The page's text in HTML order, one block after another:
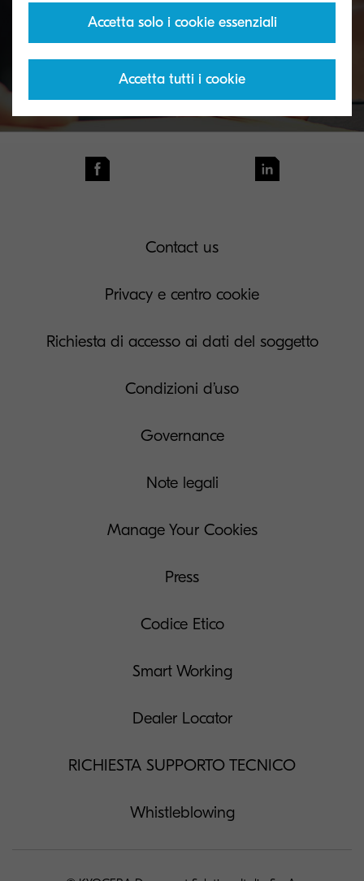
Dove comprare
Contact us
Privacy e centro cookie
Richiesta di accesso ai dati del soggetto
Condizioni d’uso
Governance
Note legali
Manage Your Cookies
Press
Codice Etico
Smart Working
Dealer Locator
RICHIESTA SUPPORTO TECNICO
Whistleblowing
Accetta solo i cookie essenziali
Accetta tutti i cookie